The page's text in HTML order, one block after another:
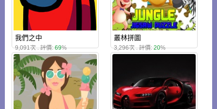
我們之中
9,091次 . 評價:69%
叢林拼圖
3,296次 . 評價:20%